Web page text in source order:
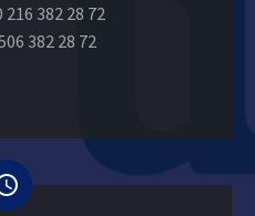
382 28 72
382 28 72